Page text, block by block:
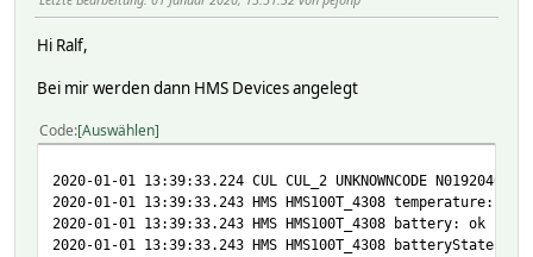
Hi Ralf,
Bei mir werden dann HMS Devices angelegt
Code Auswählen
2020-01-01 13:39:33.224 CUL CUL_2 UNKNOWNCODE
2020-01-01 13:39:33.243 HMS HMS100T_4308 temperature: 6.7
2020-01-01 13:39:33.243 HMS HMS100T_4308 battery: ok
2020-01-01 13:39:33.243 HMS HMS100T_4308 batteryState: ok